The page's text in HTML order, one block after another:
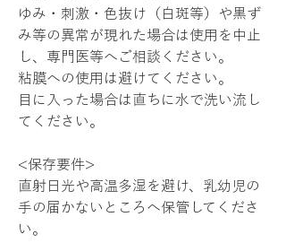
ゆみ・刺激・色抜け（白斑等）や黒ず
み等の異常が現れた場合は使用を中止
し、専門医等へご相談ください。
粘膜への使用は避けてください。
目に入った場合は直ちに水で洗い流し
てください。
<保存要件>
直射日光や高温多湿を避け、乳幼児の
手の届かないところへ保管してくださ
い。